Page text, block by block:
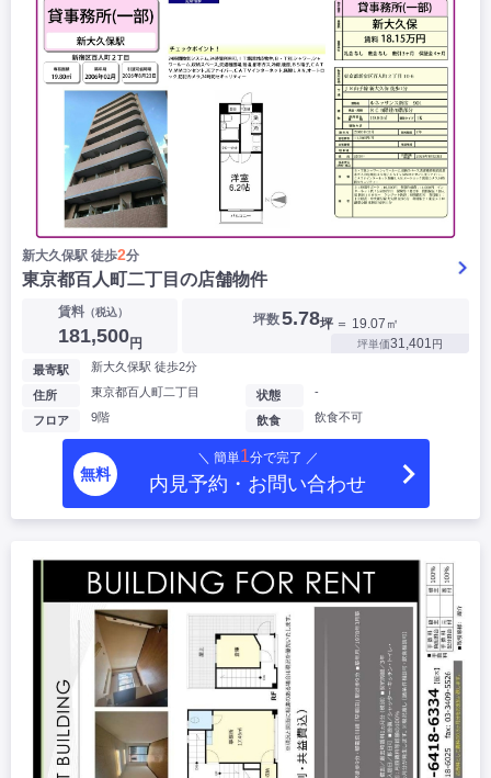
新大久保駅 徒歩2分
東京都百人町二丁目の店舗物件
賃料（税込）
181,500円
坪数5.78坪 ＝ 19.07㎡
坪単価31,401円
最寄駅 新大久保駅 徒歩2分
住所 東京都百人町二丁目
フロア 9階
状態 -
飲食 飲食不可
無料
＼ 簡単1分で完了 ／
内見予約・お問い合わせ